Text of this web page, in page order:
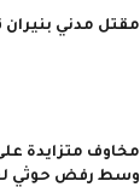
مقتل مدني
مخاوف متزايدة
وسط رفض حوثي